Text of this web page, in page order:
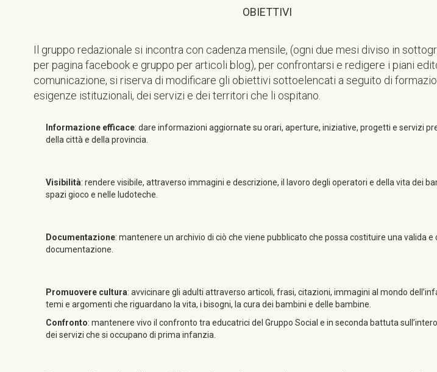
OBIETTIVI
Il gruppo redazionale si incontra con cadenza mensile, (ogni due mesi diviso in
per pagina facebook e gruppo per articoli blog), per confrontarsi e redigere i piani
comunicazione, si riserva di modificare gli obiettivi sottoelencati a seguito di
esigenze istituzionali, dei servizi e dei territori che li ospitano.
Informazione efficace: dare informazioni aggiornate su orari, aperture, iniziative, progetti e servizi
della città e della provincia.
Visibilità: rendere visibile, attraverso immagini e descrizione, il lavoro degli operatori e della vita dei
spazi gioco e nelle ludoteche.
Documentazione: mantenere un archivio di ciò che viene pubblicato che possa costituire una valida e
documentazione.
Promuovere cultura: avvicinare gli adulti attraverso articoli, frasi, citazioni, immagini al mondo
temi e argomenti che riguardano la vita, i bisogni, la cura dei bambini e delle bambine.
Confronto: mantenere vivo il confronto tra educatrici del Gruppo Social e in seconda battuta
dei servizi che si occupano di prima infanzia.